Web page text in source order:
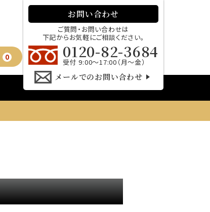
お問い合わせ
ご質問・お問い合わせは
下記からお気軽にご相談ください。
0120-82-3684
受付 9:00～17:00（月～金）
メールでのお問い合わせ
0